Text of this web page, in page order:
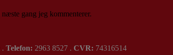
gang jeg kommenterer.
. Telefon: 2963 8527 . CVR: 74316514